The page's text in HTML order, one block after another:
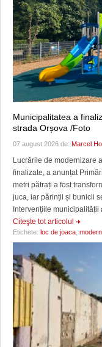
Municipalitatea a
strada Orșova /Foto
07 august 2026 de: Marcel
Lucrările de modernizare
finalizate, a anunțat
metri pătrați a fost
juca, iar părinții și bunicii
Intervențiile municipalității
Citeşte tot articolul
Etichete: loc de joaca